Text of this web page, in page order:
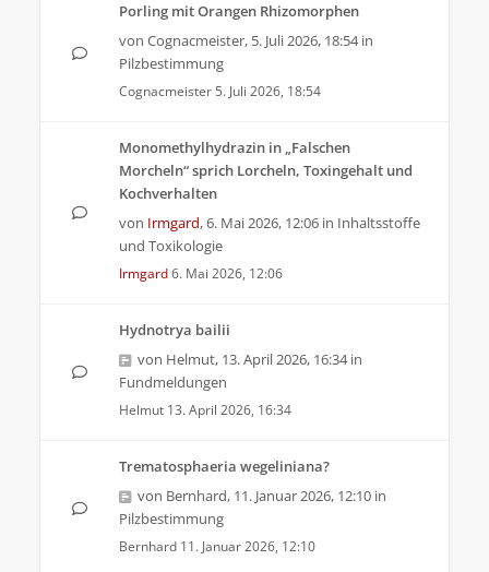
Porling mit Orangen Rhizomorphen
von Cognacmeister, 5. Juli 2026, 18:54in
Pilzbestimmung
Cognacmeister 5. Juli 2026, 18:54
Monomethylhydrazin in „Falschen
Morcheln“ sprich Lorcheln, Toxingehalt und
Kochverhalten
von Irmgard,6. Mai 2026, 12:06 in Inhaltsstoffe
und Toxikologie
Irmgard6. Mai 2026, 12:06
Hydnotrya bailii
von Helmut, 13. April 2026, 16:34in
Fundmeldungen
Helmut 13. April 2026, 16:34
Trematosphaeria wegeliniana?
von Bernhard, 11. Januar 2026, 12:10 in
Pilzbestimmung
Bernhard 11. Januar 2026, 12:10